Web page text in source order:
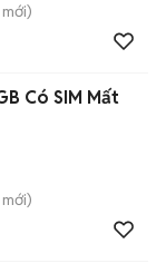
mới)
Có SIM Mất
mới)